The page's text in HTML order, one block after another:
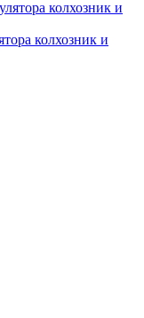
колхозник и